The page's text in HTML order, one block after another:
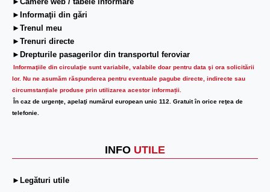
►Informaţii din gări
►Trenul meu
►Trenuri directe
►Drepturile pasagerilor din transportul feroviar
Informaţiile din circulaţie sunt variabile, valabile doar pentru data şi ora solicitării
lor. Nu ne asumăm răspunderea pentru eventuale pagube directe, indirecte sau
circumstanțiale produse prin utilizarea acestor informații.
În caz de urgenţe, apelaţi numărul european unic 112. Gratuit în orice reţea de
telefonie.
INFO UTILE
►Legături utile